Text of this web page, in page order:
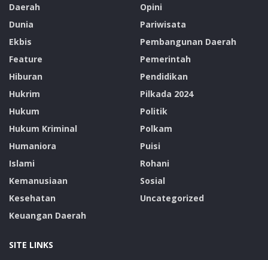
Daerah
Dunia
Ekbis
Feature
Hiburan
Hukrim
Hukum
Hukum Kriminal
Humaniora
Islami
Kemanusiaan
Kesehatan
Keuangan Daerah
Opini
Pariwisata
Pembangunan Daerah
Pemerintah
Pendidikan
Pilkada 2024
Politik
Polkam
Puisi
Rohani
Sosial
Uncategorized
SITE LINKS